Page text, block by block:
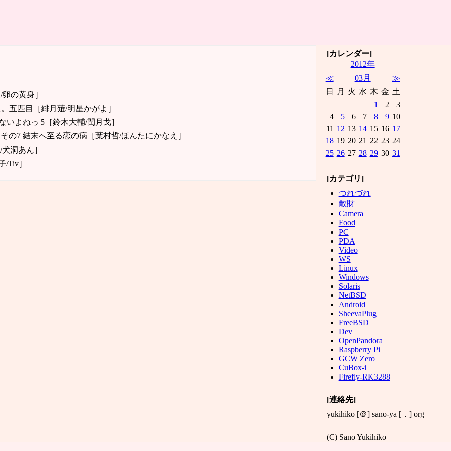
の黄身］
五匹目［緋月薙/明星かがよ］
いよねっ 5［鈴木大輔/閏月戈］
の7 結末へ至る恋の病［葉村哲/ほんたにかなえ］
洞あん］
/Tiv］
[カレンダー]
2012年
≪
03月
≫
日
月 火 水 木 金 土
1
2
3
4
5 6 7 8 9 10
11 12 13 14 15 16 17
18 19 20 21 22 23 24
25 26 27 28 29 30 31
[カテゴリ]
つれづれ
散財
Camera
Food
PC
PDA
Video
WS
Linux
Windows
Solaris
NetBSD
Android
SheevaPlug
FreeBSD
Dev
OpenPandora
Raspberry Pi
GCW Zero
CuBox-i
Firefly-RK3288
[連絡先]
yukihiko [＠] sano-ya [．] org
(C) Sano Yukihiko